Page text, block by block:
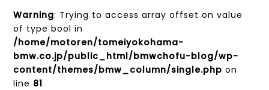
Warning: Trying to access array offset on value
of type bool in
/home/motoren/tomeiyokohama-
bmw.co.jp/public_html/bmwchofu-blog/wp-
content/themes/bmw_column/single.php on
line 81